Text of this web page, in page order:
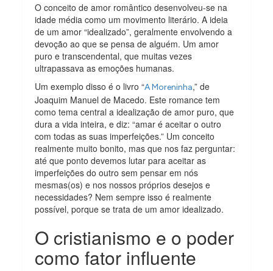
O conceito de amor romântico desenvolveu-se na
idade média como um movimento literário. A ideia
de um amor “idealizado”, geralmente envolvendo a
devoção ao que se pensa de alguém. Um amor
puro e transcendental, que muitas vezes
ultrapassava as emoções humanas.
Um exemplo disso é o livro “A Moreninha,” de
Joaquim Manuel de Macedo. Este romance tem
como tema central a idealização de amor puro, que
dura a vida inteira, e diz: “amar é aceitar o outro
com todas as suas imperfeições.” Um conceito
realmente muito bonito, mas que nos faz perguntar:
até que ponto devemos lutar para aceitar as
imperfeições do outro sem pensar em nós
mesmas(os) e nos nossos próprios desejos e
necessidades? Nem sempre isso é realmente
possível, porque se trata de um amor idealizado.
O cristianismo e o poder
como fator influente